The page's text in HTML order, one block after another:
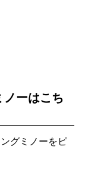
ノーはこち
グミノーをピ